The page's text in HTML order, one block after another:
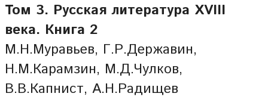
Том 3. Русская литература XVIII
века. Книга 2
М.Н.Муравьев, Г.Р.Державин,
Н.М.Карамзин, М.Д.Чулков,
В.В.Капнист, А.Н.Радищев